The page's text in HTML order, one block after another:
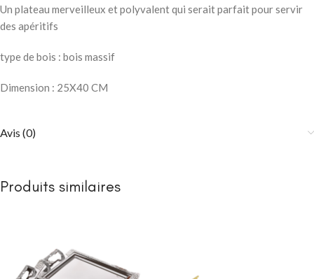
Un plateau merveilleux et polyvalent qui serait parfait pour servir
des apéritifs
type de bois : bois massif
Dimension : 25X40 CM
Avis (0)
Produits similaires